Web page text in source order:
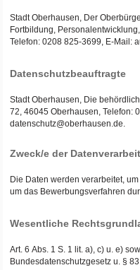
Stadt Oberhausen, Der
Fortbildung,
Telefon: 0208 825-3699, E-Mail:
Datenschutzbeauftragte
Stadt Oberhausen, Die
72, 46045 Oberhausen, Telefon:
datenschutz@oberhausen.de.
Zweck/e der
Die Daten werden verarbeitet,
um das Bewerbungsverfahren
Wesentliche
Art. 6 Abs. 1 S. 1 lit. a), c) u. e)
Bundesdatenschutzgesetz u. §